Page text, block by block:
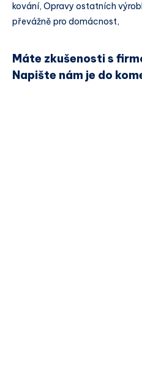
kování, Opravy ostatních
převážně pro domácnost,
Máte zkušenosti s
Napište nám je do